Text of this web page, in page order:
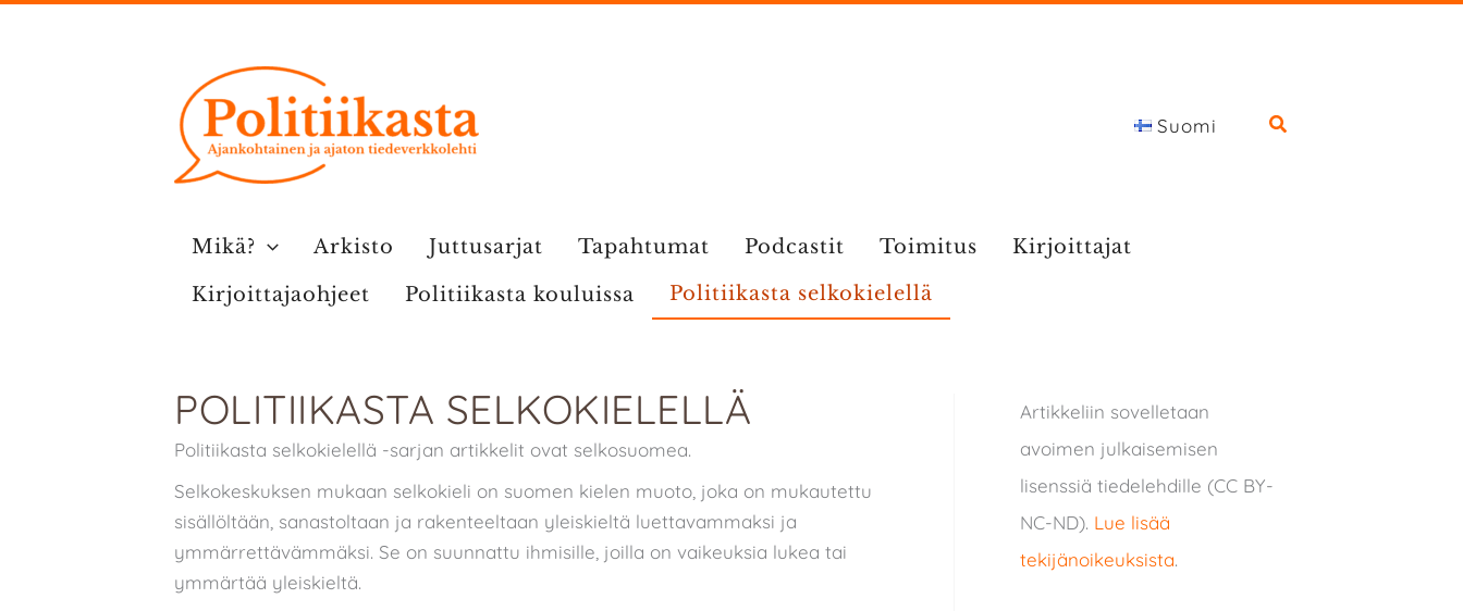
Suomi
Mikä? Arkisto Juttusarjat Tapahtumat Podcastit Toimitus
Kirjoittajat
Kirjoittajaohjeet
Politiikasta kouluissa Politiikasta selkokielellä
POLITIIKASTA SELKOKIELELLÄ
Politiikasta selkokielellä -sarjan artikkelit ovat selkosuomea.
Selkokeskuksen mukaan selkokieli on suomen kielen muoto, joka on mukautettu
sisällöltään, sanastoltaan ja rakenteeltaan yleiskieltä luettavammaksi ja
ymmärrettävämmäksi. Se on suunnattu ihmisille, joilla on vaikeuksia lukea tai
ymmärtää yleiskieltä.
Artikkeliin sovelletaan
avoimen julkaisemisen
lisenssiä tiedelehdille (CC BY-
NC-ND). Lue lisää
tekijänoikeuksista.